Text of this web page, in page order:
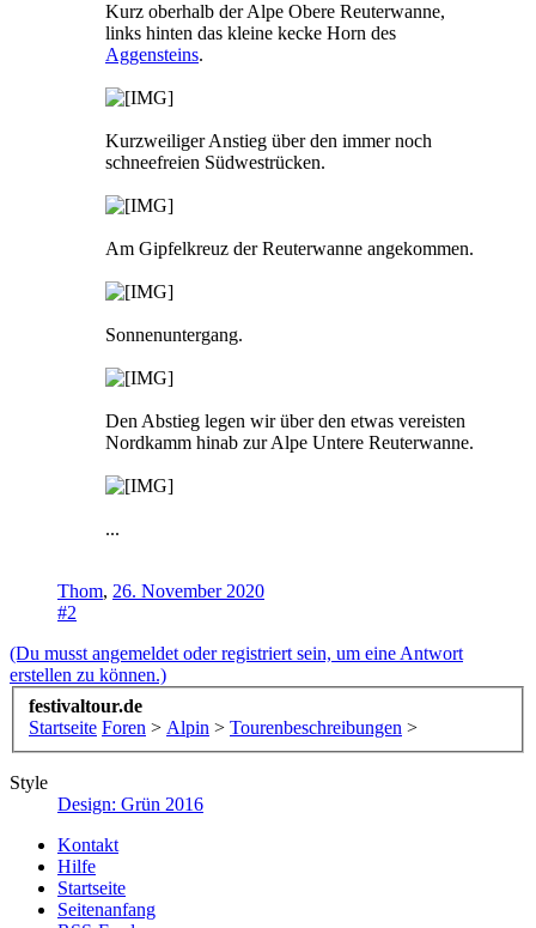
Kurz oberhalb der Alpe Obere Reuterwanne,
links hinten das kleine kecke Horn des
Aggensteins.
Kurzweiliger Anstieg über den immer noch
schneefreien Südwestrücken.
Am Gipfelkreuz der Reuterwanne angekommen.
Sonnenuntergang.
Den Abstieg legen wir über den etwas vereisten
Nordkamm hinab zur Alpe Untere Reuterwanne.
...
Thom, 26. November 2020
#2
(Du musst angemeldet oder registriert sein, um eine Antwort
erstellen zu können.)
festivaltour.de
Startseite Foren > Alpin > Tourenbeschreibungen >
Style
Design: Grün 2016
Kontakt
Hilfe
Startseite
Seitenanfang